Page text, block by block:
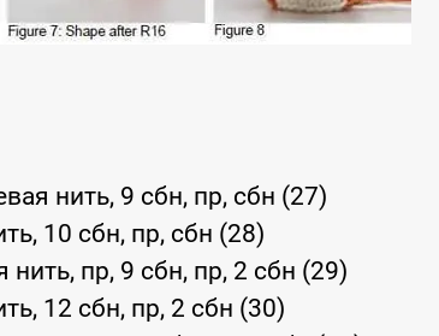
нить, 9 сбн, пр, сбн (27)
10 сбн, пр, сбн (28)
нить, пр, 9 сбн, пр, 2 сбн (29)
12 сбн, пр, 2 сбн (30)